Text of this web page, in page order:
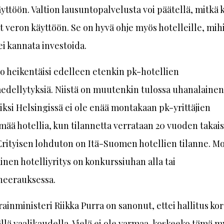
Valtion lausuntopalvelusta voi päätellä, mitkä
veron käyttöön. Se on hyvä ohje myös hotelleille,
kannata investoida.
heikentäisi edelleen etenkin pk-hotellien
Niistä on muutenkin tulossa
Helsingissä ei ole enää montakaan pk-yrittäjien
hotellia, kun tilannetta verrataan 20 vuoden
lohduton on Itä-Suomen hotellien tilanne.
hotelliyritys on konkurssiuhan alla tai
Riikka Purra on sanonut, ettei hallitus